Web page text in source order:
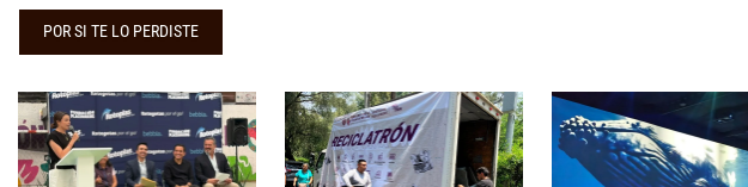
POR SI TE LO PERDISTE